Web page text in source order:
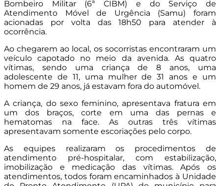
Bombeiro Militar (6ª CIBM) e do Serviço de
Atendimento Móvel de Urgência (Samu) foram
acionadas por volta das 18h50 para atender à
ocorrência.
Ao chegarem ao local, os socorristas encontraram um
veículo capotado no meio da avenida. As quatro
vítimas, sendo uma criança de 8 anos, uma
adolescente de 11, uma mulher de 31 anos e um
homem de 29 anos, já estavam fora do automóvel.
A criança, do sexo feminino, apresentava fratura em
um dos braços, corte em uma das pernas e
hematomas na face. As outras três vítimas
apresentavam somente escoriações pelo corpo.
As equipes realizaram os procedimentos de
atendimento pré-hospitalar, com estabilização,
imobilização e medicação das vítimas. Após os
atendimentos, todos foram encaminhados à Unidade